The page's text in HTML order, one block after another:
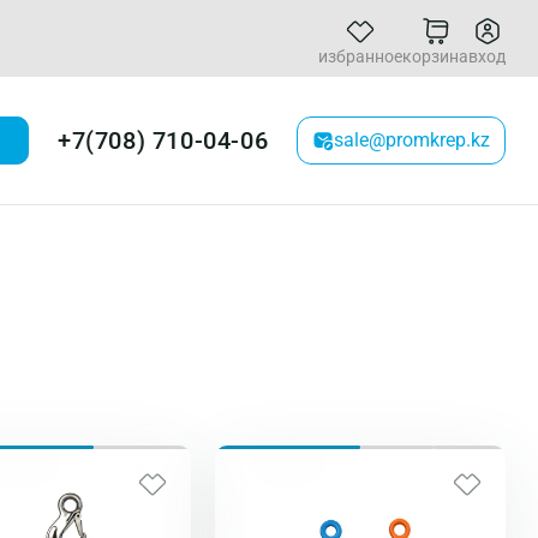
избранноекорзинавход
+7(708) 710-04-06 sale@promkrep.kz